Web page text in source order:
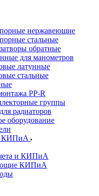
нержавеющие
стальные
обратные
для манометров
латунные
стальные
PP-R
группы
радиаторов
оборудование
КИПиА
и КИПиА
КИПиА